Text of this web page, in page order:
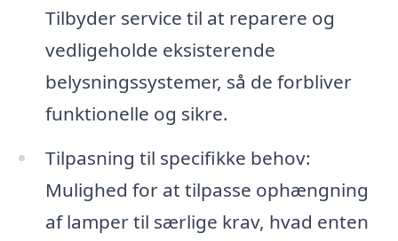
Tilbyder service til at reparere og
vedligeholde eksisterende
belysningssystemer, så de forbliver
funktionelle og sikre.
Tilpasning til specifikke behov:
Mulighed for at tilpasse ophængning
af lamper til særlige krav, hvad enten